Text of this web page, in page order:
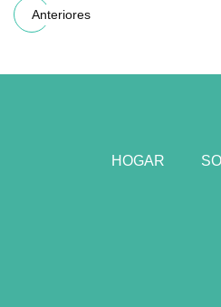
Anteriores
HOGAR